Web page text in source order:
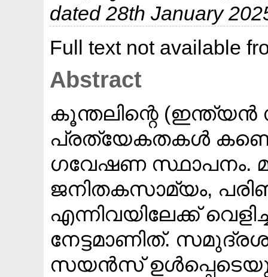
dated 28th January
Full text not available
Abstract
കൂന്തലിന്റെ
പ്രത്യേകതകള്‍
ഗവേഷണ സ്ഥാപനം.
ജനിതകസാമ്യം,
എന്നിവയിലേക്ക്
നേട്ടമാണിത്.
സയൻസ്